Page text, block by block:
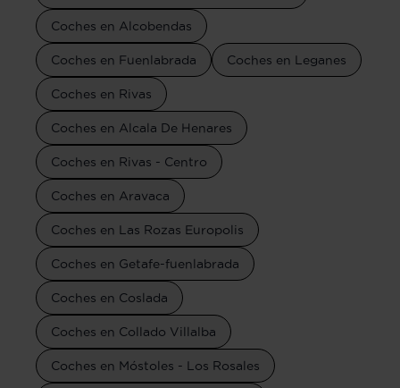
Coches en Alcobendas
Coches en Fuenlabrada Coches en Leganes
Coches en Rivas
Coches en Alcala De Henares
Coches en Rivas - Centro
Coches en Aravaca
Coches en Las Rozas Europolis
Coches en Getafe-fuenlabrada
Coches en Coslada
Coches en Collado Villalba
Coches en Móstoles - Los Rosales